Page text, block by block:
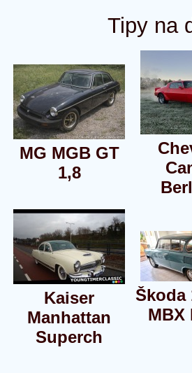
Tipy na
MG MGB GT
1,8
Kaiser
Manhattan
Superch
Škoda
MBX